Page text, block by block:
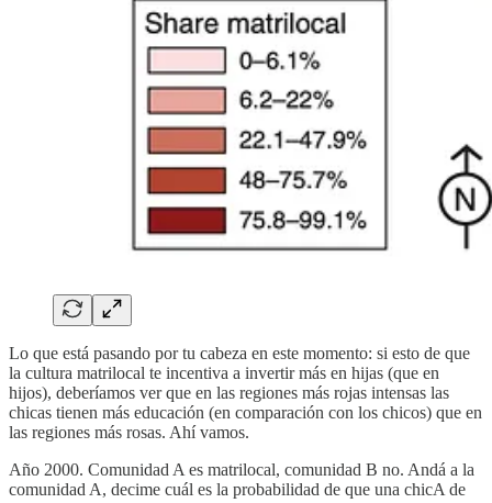
Lo que está pasando por tu cabeza en este momento: si esto de que
la cultura matrilocal te incentiva a invertir más en hijas (que en
hijos), deberíamos ver que en las regiones más rojas intensas las
chicas tienen más educación (en comparación con los chicos) que en
las regiones más rosas. Ahí vamos.
Año 2000. Comunidad A es matrilocal, comunidad B no. Andá a la
comunidad A, decime cuál es la probabilidad de que una chicA de